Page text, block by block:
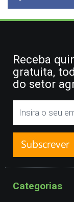
Receba
gratuita,
do setor
Categorias